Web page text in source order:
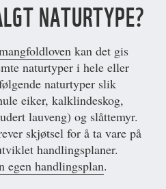
NATURTYPE?
kan det gis
naturtyper i hele eller
naturtyper slik
eiker, kalklindeskog,
lauveng) og slåttemyr.
skjøtsel for å ta vare på
handlingsplaner.
egen handlingsplan.